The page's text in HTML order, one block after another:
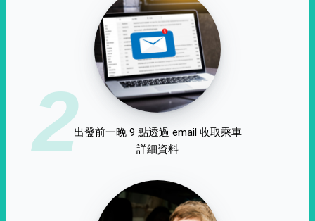
2出發前一晚 9 點透過 email 收取乘車
詳細資料